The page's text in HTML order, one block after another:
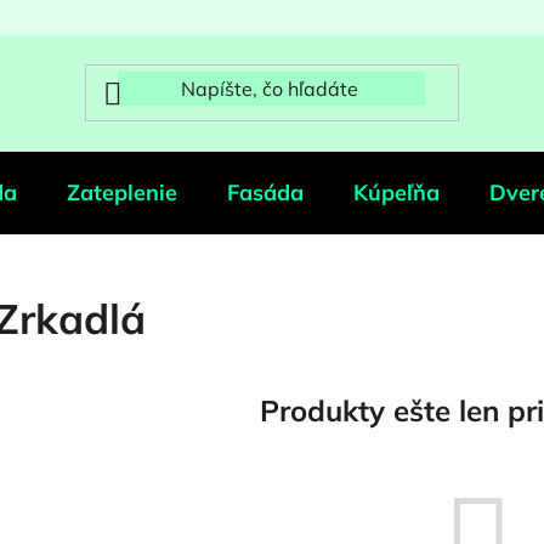
Zateplenie Fasáda Kúpeľňa
Produkty ešte len